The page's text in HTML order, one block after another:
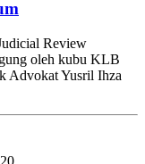
Review
oleh kubu KLB
Advokat Yusril Ihza